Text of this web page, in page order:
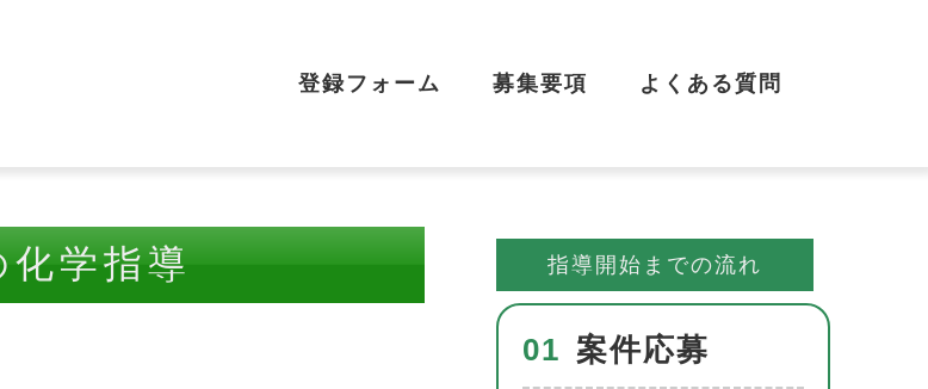
登録フォーム 募集要項 よくある質問
化学指導 指導開始までの流れ
01 案件応募